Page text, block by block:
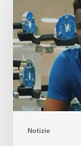
Notizie